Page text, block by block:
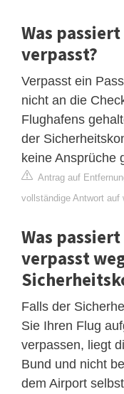
Was
verpasst?
Verpasst ein
nicht an die
Flughafens
der
keine Ansprüche
Antrag auf
vollständige Antwort auf
Was
verpasst
Falls der
Sie Ihren Flug
verpassen, liegt
Bund und nicht
dem Airport